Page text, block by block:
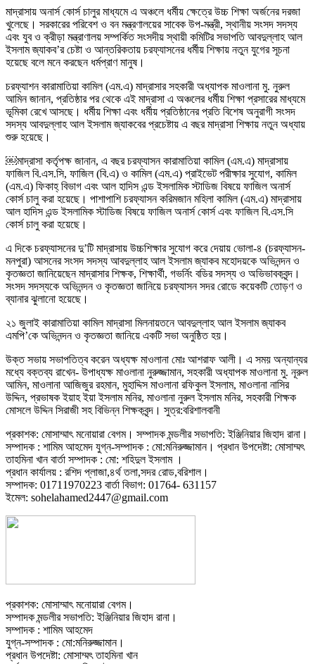
মাদ্রাসায় অনার্স কোর্স চালুর মাধ্যমে এ অঞ্চলে ধর্মীয় ক্ষেত্রে উচ্চ শিক্ষা অর্জনের দরজা
খুলেছে। সরকারের পরিবেশ ও বন মন্ত্রণালয়ের সাবেক উপ-মন্ত্রী, স্থানীয় সংসদ সদস্য
এবং যুব ও ক্রীড়া মন্ত্রাণালয় সম্পর্কিত সংসদীয় স্থায়ী কমিটির সভাপতি আবদুল্লাহ আল
ইসলাম জ্যাকব’র চেষ্টা ও আন্তরিকতায় চরফ্যাসনের ধর্মীয় শিক্ষায় নতুন যুগের সূচনা
হয়েছে বলে মনে করছেন ধর্মপ্রাণ মানুষ।
চরফ্যাশন কারামাতিয়া কামিল (এম.এ) মাদ্রাসার সহকারী অধ্যাপক মাওলানা মু. নুরুল
আমিন জানান, প্রতিষ্ঠার পর থেকে এই মাদ্রাসা এ অঞ্চলের ধর্মীয় শিক্ষা প্রসারের মাধ্যমে
ভূমিকা রেখে আসছে। ধর্মীয় শিক্ষা এবং ধর্মীয় প্রতিষ্ঠানের প্রতি বিশেষ অনুরাগী সংসদ
সদস্য আবদুল্লাহ আল ইসলাম জ্যাকবের প্রচেষ্টায় এ বছর মাদ্রাসা শিক্ষায় নতুন অধ্যায়
শুরু হয়েছে।
￼মাদ্রাসা কর্তৃপক্ষ জানান, এ বছর চরফ্যাসন কারামাতিয়া কামিল (এম.এ) মাদ্রাসায়
ফাজিল বি.এস.সি, ফাজিল (বি.এ) ও কামিল (এম.এ) প্রাইভেট পরীক্ষার সুযোগ, কামিল
(এম.এ) ফিকাহ্ বিভাগ এবং আল হাদিস এন্ড ইসলামিক স্টাডিজ বিষয়ে ফাজিল অনার্স
কোর্স চালু করা হয়েছে। পাশাপাশি চরফ্যাসন করিমজান মহিলা কামিল (এম.এ) মাদ্রাসায়
আল হাদিস এন্ড ইসলামিক স্টাডিজ বিষয়ে ফাজিল অনার্স কোর্স এবং ফাজিল বি.এস.সি
কোর্স চালু করা হয়েছে।
এ দিকে চরফ্যাসনের দু’টি মাদ্রাসায় উচ্চশিক্ষার সুযোগ করে দেয়ায় ভোলা-৪ (চরফ্যাসন-
মনপুরা) আসনের সংসদ সদস্য আবদুল্লাহ আল ইসলাম জ্যাকব মহোদয়কে অভিনন্দন ও
কৃতজ্ঞতা জানিয়েছেন মাদ্রাসার শিক্ষক, শিক্ষার্থী, গভর্নিং বডির সদস্য ও অভিভাবকবৃন্দ।
সংসদ সদস্যকে অভিনন্দন ও কৃতজ্ঞতা জানিয়ে চরফ্যাসন সদর রোডে কয়েকটি তোড়ণ ও
ব্যানার ঝুলানো হয়েছে।
২১ জুলাই কারামাতিয়া কামিল মাদ্রাসা মিলনায়তনে আবদুল্লাহ আল ইসলাম জ্যাকব
এমপি’কে অভিনন্দন ও কৃতজ্ঞতা জানিয়ে একটি সভা অনুষ্ঠিত হয়।
উক্ত সভায় সভাপতিত্ব করেন অধ্যক্ষ মাওলানা মোঃ আশরাফ আলী। এ সময় অন্যান্যর
মধ্যে বক্তব্য রাখেন- উপাধ্যক্ষ মাওলানা নুরুজ্জামান, সহকারী অধ্যাপক মাওলানা মু. নূরুল
আমিন, মাওলানা আজিজুর রহমান, মুহাদ্দিস মাওলানা রফিকুল ইসলাম, মাওলানা নাসির
উদ্দিন, প্রভাষক ইয়াহ ইয়া ইসলাম মনির, মাওলানা নুরুল ইসলাম মনির, সহকারী শিক্ষক
মোসলে উদ্দিন সিরাজী সহ বিভিন্ন শিক্ষকবৃন্দ। সুত্র:বরিশালবানী
প্রকাশক: মোসাম্মাৎ মনোয়ারা বেগম। সম্পাদক মন্ডলীর সভাপতি: ইঞ্জিনিয়ার জিহাদ রানা।
সম্পাদক : শামিম আহমেদ যুগ্ন-সম্পাদক : মো:মনিরুজ্জামান। প্রধান উপদেষ্টা: মোসাম্মৎ
তাহমিনা খান বার্তা সম্পাদক : মো: শহিদুল ইসলাম ।
প্রধান কার্যালয় : রশিদ প্লাজা,৪র্থ তলা,সদর রোড,বরিশাল।
সম্পাদক: 01711970223 বার্তা বিভাগ: 01764- 631157
ইমেল: sohelahamed2447@gmail.com
প্রকাশক: মোসাম্মাৎ মনোয়ারা বেগম।
সম্পাদক মন্ডলীর সভাপতি: ইঞ্জিনিয়ার জিহাদ রানা।
সম্পাদক : শামিম আহমেদ
যুগ্ন-সম্পাদক : মো:মনিরুজ্জামান।
প্রধান উপদেষ্টা: মোসাম্মৎ তাহমিনা খান